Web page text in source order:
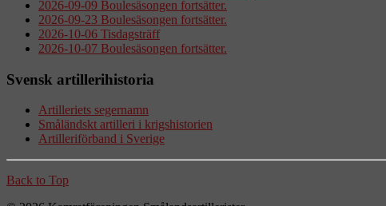
2026-09-09 Boulesäsongen fortsätter.
2026-09-23 Boulesäsongen fortsätter.
2026-10-06 Tisdagsträff
2026-10-07 Boulesäsongen fortsätter.
Svensk artillerihistoria
Artilleriets segernamn
Småländskt artilleri i krigshistorien
Artilleriförband i Sverige
Back to Top